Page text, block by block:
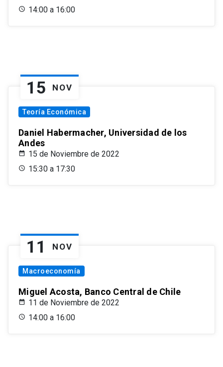
14:00 a 16:00
15 NOV
Teoría Económica
Daniel Habermacher, Universidad de los
Andes
15 de Noviembre de 2022
15:30 a 17:30
11 NOV
Macroeconomía
Miguel Acosta, Banco Central de Chile
11 de Noviembre de 2022
14:00 a 16:00